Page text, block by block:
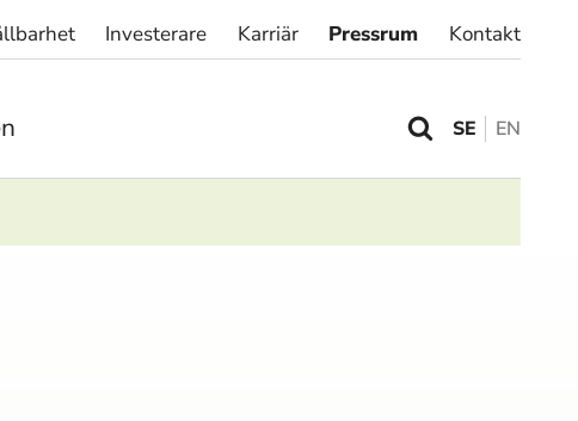
Investerare Karriär Pressrum Kontakt
SE EN